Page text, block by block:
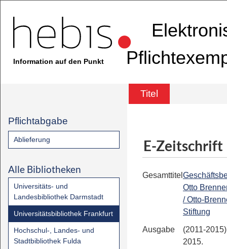
Information auf den Punkt
Titel
Pflichtabgabe
Ablieferung
Alle Bibliotheken
Universitäts- und
Landesbibliothek Darmstadt
Universitätsbibliothek Frankfurt
Hochschul-, Landes- und
Stadtbibliothek Fulda
E-Zeitschrift
Gesamttitel
Otto
/ Otto-
Stiftung
Ausgabe
(2011-
2015.